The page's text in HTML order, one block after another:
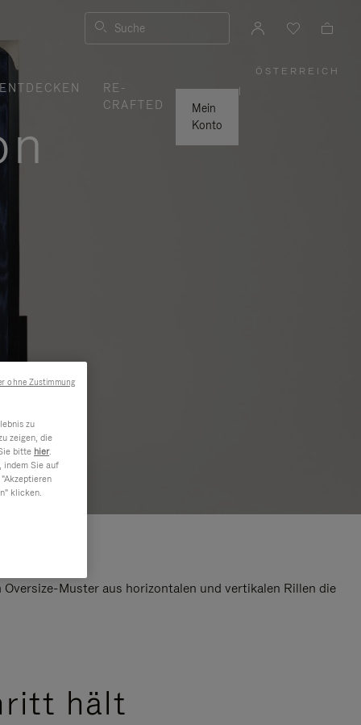
Suche
ENTDECKEN
RE-
CRAFTED
Mein
Konto
ÖSTERREICH
|
Muster aus horizontalen und vertikalen Rillen die
hält
zu
zeigen, die
bitte hier.
indem Sie auf
klicken.
ohne Zustimmung